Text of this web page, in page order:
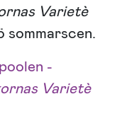
Varietè
-
Varietè